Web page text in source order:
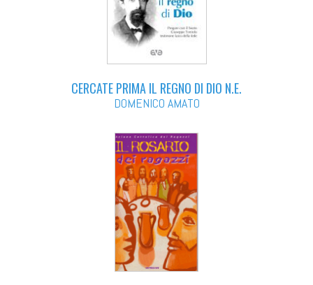
CERCATE PRIMA IL REGNO DI DIO N.E.
DOMENICO AMATO